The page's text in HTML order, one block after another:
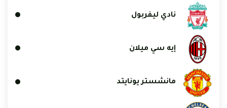
نادي ليفربول
إيه سي ميلان
مانشستر يونايتد